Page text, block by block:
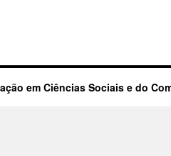
em Ciências Sociais e do